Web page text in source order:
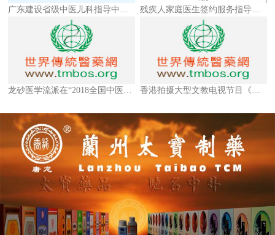
广东建设省级中医儿科指导中心，构建省、市、县级中医儿科体系 残疾人家庭医生签约服务指导手册来了
龙砂医学流派在“2018全国中医药学术流派传承发展南京论坛”交流展示 香港拍摄大型文教电视节目《一带一路医药行》